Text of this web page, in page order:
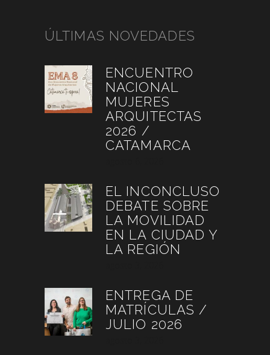
ÚLTIMAS NOVEDADES
ENCUENTRO
NACIONAL
MUJERES
ARQUITECTAS
2026 /
CATAMARCA
EL INCONCLUSO
DEBATE SOBRE
LA MOVILIDAD
EN LA CIUDAD Y
LA REGIÓN
ENTREGA DE
MATRÍCULAS /
JULIO 2026